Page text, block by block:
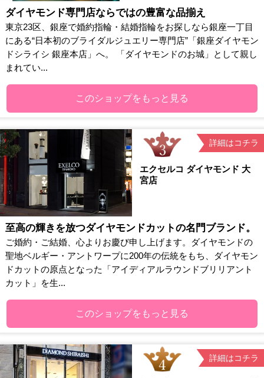
ダイヤモンド専門店ならではの豊富な品揃え
東京23区、銀座で婚約指輪・結婚指輪をお探しなら銀座一丁目
にある“日本初のブライダルジュエリー専門店”「銀座ダイヤモン
ドシライシ 銀座本店」へ。 「ダイヤモンドのお城」として親し
まれてい...
このショップをもっと見る
詳細はコチラ
エクセルコ ダイヤモンド 大
宮店
至高の輝きを放つダイヤモンドカットの名門ブランド。
ご婚約・ご結婚、心よりお慶び申し上げます。ダイヤモンドの
聖地ベルギー・アントワープに200年の伝統をもち、ダイヤモン
ドカットの原点となった「アイディアルラウンドブリリアント
カット」を生...
このショップをもっと見る
詳細はコチラ